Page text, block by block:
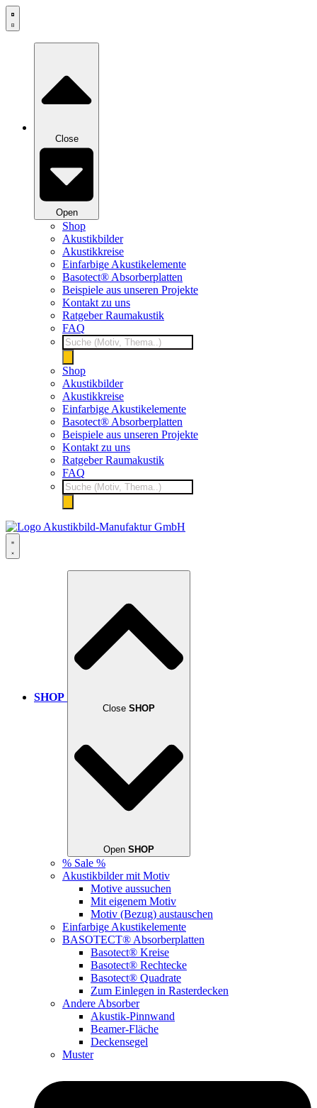
Zum
Inhalt
Close
Open
Shop
Akustikbilder
Akustikkreise
Einfarbige Akustikelemente
Basotect® Absorberplatten
Beispiele aus unseren Projekte
Kontakt zu uns
Ratgeber Raumakustik
FAQ
Products
search
Shop
Akustikbilder
Akustikkreise
Einfarbige Akustikelemente
Basotect® Absorberplatten
Beispiele aus unseren Projekte
Kontakt zu uns
Ratgeber Raumakustik
FAQ
Products
search
SHOP
Close SHOP
Open SHOP
% Sale %
Akustikbilder mit Motiv
Motive aussuchen
Mit eigenem Motiv
Motiv (Bezug) austauschen
Einfarbige Akustikelemente
BASOTECT® Absorberplatten
Basotect® Kreise
Basotect® Rechtecke
Basotect® Quadrate
Zum Einlegen in Rasterdecken
Andere Absorber
Akustik-Pinnwand
Beamer-Fläche
Deckensegel
Muster